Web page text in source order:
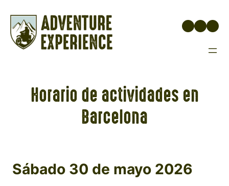
contenido
Horario de actividades en
Barcelona
Sábado 30 de mayo 2026